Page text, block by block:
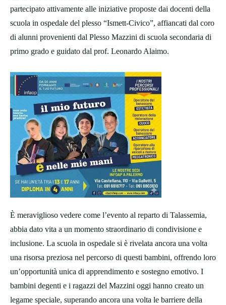
partecipato attivamente alle iniziative proposte dai docenti della
scuola in ospedale del plesso “Ismett-Civico”, affiancati dal coro
di alunni provenienti dal Plesso Mazzini di scuola secondaria di
primo grado e guidato dal prof. Leonardo Alaimo.
È meraviglioso vedere come l’evento al reparto di Talassemia,
abbia dato vita a un momento straordinario di condivisione e
inclusione. La scuola in ospedale si è rivelata ancora una volta
una risorsa preziosa nel percorso di questi bambini, offrendo loro
un’opportunità unica di apprendimento e sostegno emotivo. I
bambini degenti e i ragazzi del Mazzini oggi hanno creato un
legame speciale, superando ancora una volta le barriere della